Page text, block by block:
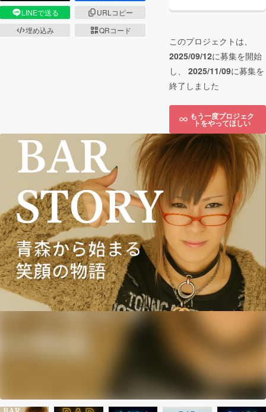
LINEで送る
URLコピー
埋め込み
QRコード
このプロジェクトは、
2025/09/12に募集を開始
し、 2025/11/09に募集を
終了しました
もう一度プロジェク
トをやってほしい